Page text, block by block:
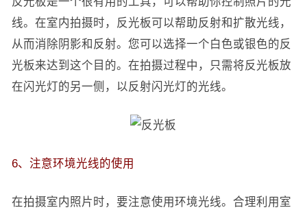
线。在室内拍摄时，反光板可以帮助反射和扩散光线，
从而消除阴影和反射。您可以选择一个白色或银色的反
光板来达到这个目的。在拍摄过程中，只需将反光板放
在闪光灯的另一侧，以反射闪光灯的光线。
6、注意环境光线的使用
在拍摄室内照片时，要注意使用环境光线。合理利用室